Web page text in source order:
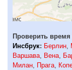
Проверить
Инсбрук: Берлин
Варшава
Вена
Милан
Прага